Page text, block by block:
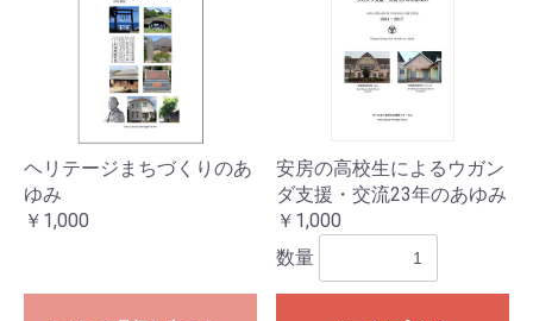
ヘリテージまちづくりのあ
ゆみ
￥1,000
安房の高校生によるウガン
ダ支援・交流23年のあゆみ
￥1,000
数量